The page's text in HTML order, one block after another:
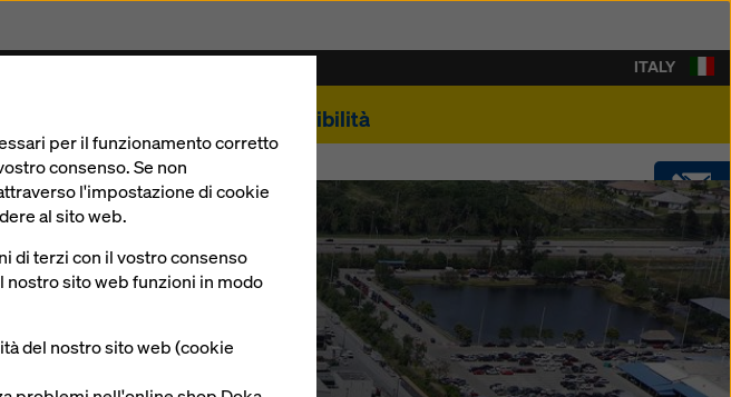
Sostenibilità
CONTATTO
SOFTWARE
SHOP
ITALY
per il funzionamento corretto
consenso. Se non
l'impostazione di cookie
al sito web.
di terzi con il vostro consenso
nostro sito web funzioni in modo
del nostro sito web (cookie